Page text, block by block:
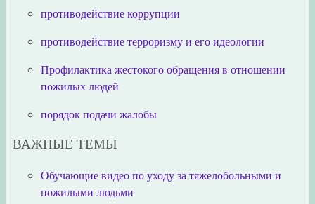
противодействие коррупции
противодействие терроризму и его идеологии
Профилактика жестокого обращения в отношении
пожилых людей
порядок подачи жалобы
ВАЖНЫЕ ТЕМЫ
Обучающие видео по уходу за тяжелобольными и
пожилыми людьми